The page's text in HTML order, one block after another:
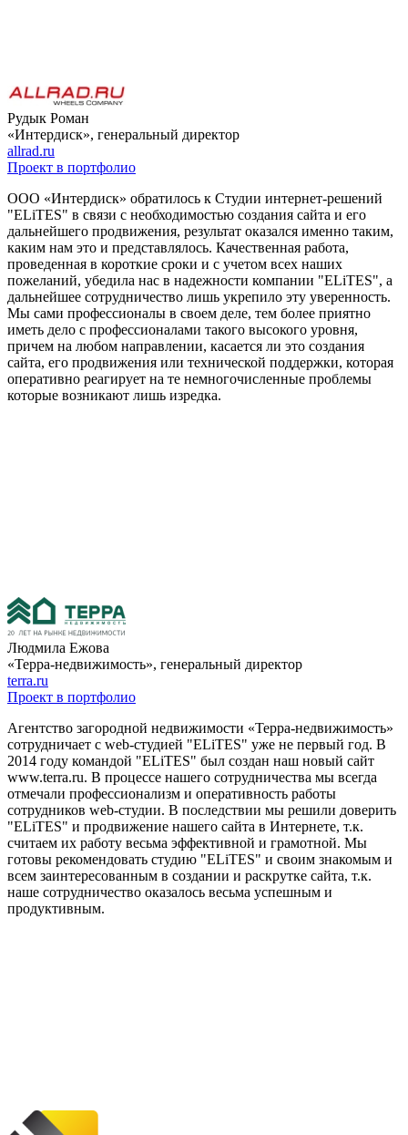
Рудык Роман
«Интердиск», генеральный директор
allrad.ru
Проект в портфолио
ООО «Интердиск» обратилось к Студии интернет-решений
"ELiTES" в связи с необходимостью создания сайта и его
дальнейшего продвижения, результат оказался именно таким,
каким нам это и представлялось. Качественная работа,
проведенная в короткие сроки и с учетом всех наших
пожеланий, убедила нас в надежности компании "ELiTES", а
дальнейшее сотрудничество лишь укрепило эту уверенность.
Мы сами профессионалы в своем деле, тем более приятно
иметь дело с профессионалами такого высокого уровня,
причем на любом направлении, касается ли это создания
сайта, его продвижения или технической поддержки, которая
оперативно реагирует на те немногочисленные проблемы
которые возникают лишь изредка.
Людмила Ежова
«Терра-недвижимость», генеральный директор
terra.ru
Проект в портфолио
Агентство загородной недвижимости «Терра-недвижимость»
сотрудничает с web-студией "ELiTES" уже не первый год. В
2014 году командой "ELiTES" был создан наш новый сайт
www.terra.ru. В процессе нашего сотрудничества мы всегда
отмечали профессионализм и оперативность работы
сотрудников web-студии. В последствии мы решили доверить
"ELiTES" и продвижение нашего сайта в Интернете, т.к.
считаем их работу весьма эффективной и грамотной. Мы
готовы рекомендовать студию "ELiTES" и своим знакомым и
всем заинтересованным в создании и раскрутке сайта, т.к.
наше сотрудничество оказалось весьма успешным и
продуктивным.